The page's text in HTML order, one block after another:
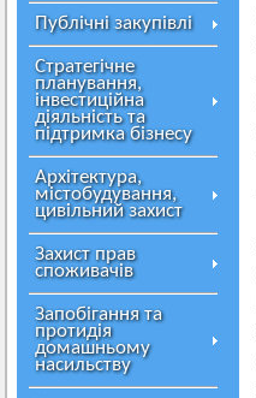
Публічні закупівлі
Стратегічне
планування,
інвестиційна
діяльність та
підтримка бізнесу
Архітектура,
містобудування,
цивільний захист
Захист прав
споживачів
Запобігання та
протидія
домашньому
насильству